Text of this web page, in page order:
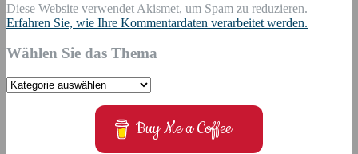
Diese Website verwendet Akismet, um Spam zu reduzieren.
Erfahren Sie, wie Ihre Kommentardaten verarbeitet werden.
Wählen Sie das Thema
Wählen
Buy Me a Coffee